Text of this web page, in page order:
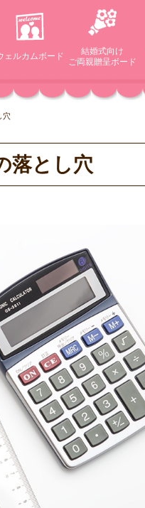
ェルカムボード
結婚式向け
ご両親贈呈ボード
穴
落とし穴